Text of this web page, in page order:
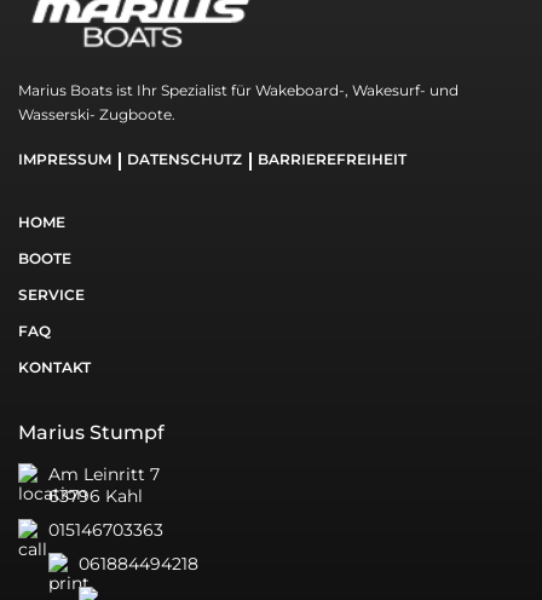
Marius Boats ist Ihr Spezialist für Wakeboard-, Wakesurf- und
Wasserski- Zugboote.
IMPRESSUM DATENSCHUTZ BARRIEREFREIHEIT
HOME
BOOTE
SERVICE
FAQ
KONTAKT
Marius Stumpf
Am Leinritt 7
63796 Kahl
015146703363
061884494218